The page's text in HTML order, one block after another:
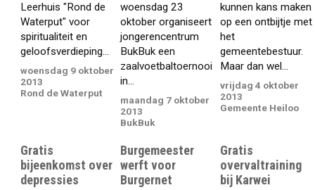
Leerhuis "Rond de
Waterput" voor
spiritualiteit en
geloofsverdieping...
woensdag 9 oktober
2013
Rond de Waterput
woensdag 23
oktober organiseert
jongerencentrum
BukBuk een
zaalvoetbaltoernooi
in...
maandag 7 oktober
2013
BukBuk
kunnen kans maken
op een ontbijtje met
het
gemeentebestuur.
Maar dan wel...
vrijdag 4 oktober
2013
Gemeente Heiloo
Gratis
bijeenkomst over
depressies
Burgemeester
werft voor
Burgernet
Gratis
overvaltraining
bij Karwei